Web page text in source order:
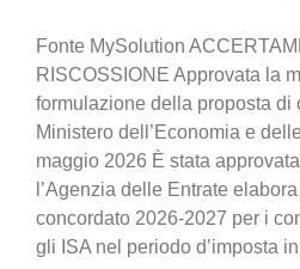
Fonte MySolution
RISCOSSIONE Approvata la
formulazione della proposta di
Ministero dell’Economia e
maggio 2026 È stata
l’Agenzia delle Entrate
concordato 2026-2027 per i
gli ISA nel periodo d’imposta